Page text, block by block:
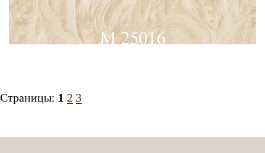
Страницы: 1 2 3